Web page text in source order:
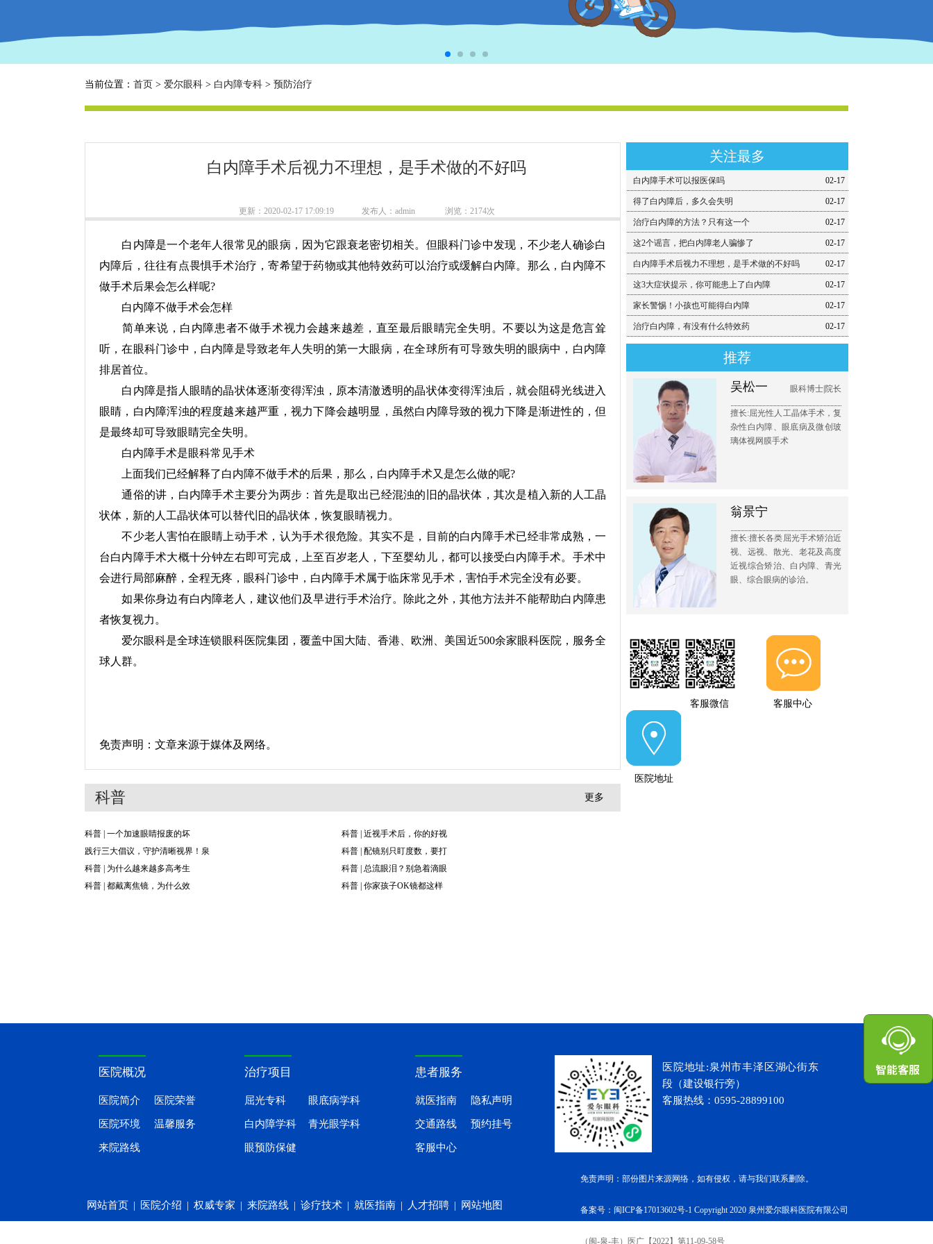
当前位置： 首页 > 爱尔眼科 > 白内障专科 > 预防治疗
白内障手术后视力不理想，是手术做的不好吗
更新：2020-02-17 17:09:19 发布人：admin 浏览：2174次
白内障是一个老年人很常见的眼病，因为它跟衰老密切相关。但眼科门诊中发现，不少老人确诊白
内障后，往往有点畏惧手术治疗，寄希望于药物或其他特效药可以治疗或缓解白内障。那么，白内障不
做手术后果会怎么样呢?
白内障不做手术会怎样
简单来说，白内障患者不做手术视力会越来越差，直至最后眼睛完全失明。不要以为这是危言耸
听，在眼科门诊中，白内障是导致老年人失明的第一大眼病，在全球所有可导致失明的眼病中，白内障
排居首位。
白内障是指人眼睛的晶状体逐渐变得浑浊，原本清澈透明的晶状体变得浑浊后，就会阻碍光线进入
眼睛，白内障浑浊的程度越来越严重，视力下降会越明显，虽然白内障导致的视力下降是渐进性的，但
是最终却可导致眼睛完全失明。
白内障手术是眼科常见手术
上面我们已经解释了白内障不做手术的后果，那么，白内障手术又是怎么做的呢?
通俗的讲，白内障手术主要分为两步：首先是取出已经混浊的旧的晶状体，其次是植入新的人工晶
状体，新的人工晶状体可以替代旧的晶状体，恢复眼睛视力。
不少老人害怕在眼睛上动手术，认为手术很危险。其实不是，目前的白内障手术已经非常成熟，一
台白内障手术大概十分钟左右即可完成，上至百岁老人，下至婴幼儿，都可以接受白内障手术。手术中
会进行局部麻醉，全程无疼，眼科门诊中，白内障手术属于临床常见手术，害怕手术完全没有必要。
如果你身边有白内障老人，建议他们及早进行手术治疗。除此之外，其他方法并不能帮助白内障患
者恢复视力。
爱尔眼科是全球连锁眼科医院集团，覆盖中国大陆、香港、欧洲、美国近500余家眼科医院，服务全
球人群。
免责声明：文章来源于媒体及网络。
科普 更多
科普 | 一个加速眼睛报废的坏
科普 | 近视手术后，你的好视
践行三大倡议，守护清晰视界！泉
科普 | 配镜别只盯度数，要打
科普 | 为什么越来越多高考生
科普 | 总流眼泪？别急着滴眼
科普 | 都戴离焦镜，为什么效
科普 | 你家孩子OK镜都这样
关注最多
白内障手术可以报医保吗 02-17
得了白内障后，多久会失明 02-17
治疗白内障的方法？只有这一个 02-17
这2个谣言，把白内障老人骗惨了 02-17
白内障手术后视力不理想，是手术做的不好吗 02-17
这3大症状提示，你可能患上了白内障 02-17
家长警惕！小孩也可能得白内障 02-17
治疗白内障，有没有什么特效药 02-17
推荐
吴松一 眼科博士|院长
擅长:屈光性人工晶体手术，复
杂性白内障、眼底病及微创玻
璃体视网膜手术
翁景宁
擅长:擅长各类屈光手术矫治近
视、远视、散光、老花及高度
近视综合矫治、白内障、青光
眼、综合眼病的诊治。
客服微信 客服中心
医院地址
医院概况
医院简介 医院荣誉
医院环境 温馨服务
来院路线
治疗项目
屈光专科 眼底病学科
白内障学科 青光眼学科
眼预防保健
患者服务
就医指南 隐私声明
交通路线 预约挂号
客服中心
医院地址:泉州市丰泽区湖心街东
段（建设银行旁）
客服热线：0595-28899100
免责声明：部份图片来源网络，如有侵权，请与我们联系删除。
备案号：闽ICP备17013602号-1 Copyright 2020 泉州爱尔眼科医院有限公司
（闽-泉-丰）医广【2022】第11-09-58号
网站首页 | 医院介绍 | 权威专家 | 来院路线 | 诊疗技术 | 就医指南 | 人才招聘 | 网站地图